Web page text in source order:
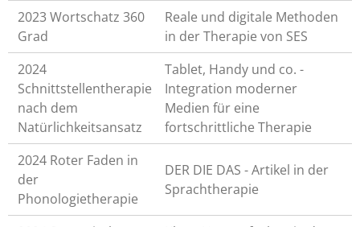
2023 Wortschatz 360
Grad
Reale und digitale Methoden
in der Therapie von SES
2024
Schnittstellentherapie
nach dem
Natürlichkeitsansatz
Tablet, Handy und co. -
Integration moderner
Medien für eine
fortschrittliche Therapie
2024 Roter Faden in
der
Phonologietherapie
DER DIE DAS - Artikel in der
Sprachtherapie